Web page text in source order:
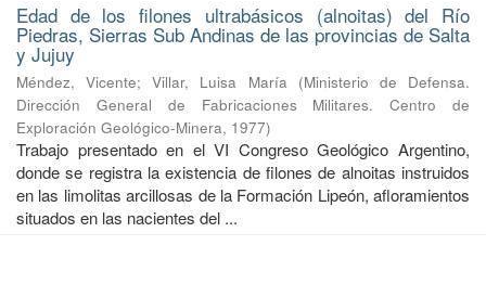
Edad de los filones ultrabásicos (alnoitas) del Río
Piedras, Sierras Sub Andinas de las provincias de Salta
y Jujuy
Méndez, Vicente;Villar, Luisa María (Ministerio de Defensa.
Dirección General de Fabricaciones Militares. Centro de
Exploración Geológico-Minera, 1977)
Trabajo presentado en el VI Congreso Geológico Argentino,
donde se registra la existencia de filones de alnoitas instruidos
en las limolitas arcillosas de la Formación Lipeón, afloramientos
situados en las nacientes del ...